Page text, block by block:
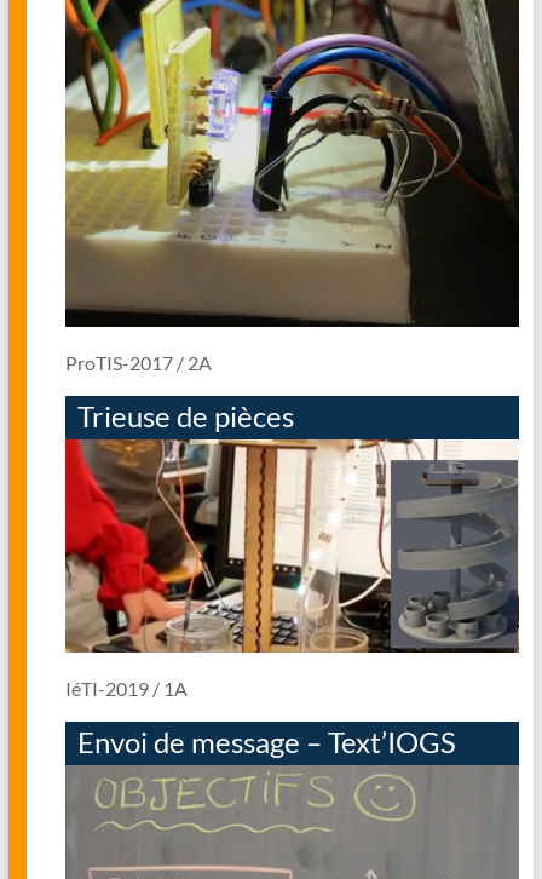
ProTIS-2017 / 2A
Trieuse de pièces
IéTI-2019 / 1A
Envoi de message – Text’IOGS